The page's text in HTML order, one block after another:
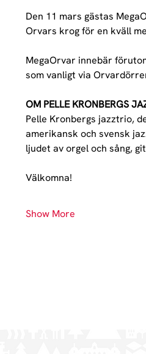
Den 11 mars gästas
Orvars krog för en kväll
MegaOrvar innebär
som vanligt via
OM PELLE KRONBERGS
Pelle Kronbergs jazztrio,
amerikansk och svensk
ljudet av orgel och sång,
Välkomna!
Show More